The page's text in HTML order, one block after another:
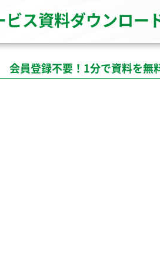
ス資料ダウンロー
会員登録不要！1分で資料を無